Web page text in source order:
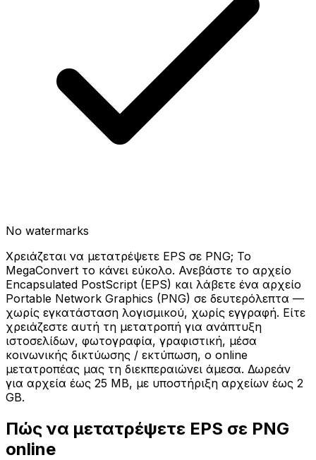
No watermarks
Χρειάζεται να μετατρέψετε EPS σε PNG; Το
MegaConvert το κάνει εύκολο. Ανεβάστε το αρχείο
Encapsulated PostScript (EPS) και λάβετε ένα αρχείο
Portable Network Graphics (PNG) σε δευτερόλεπτα —
χωρίς εγκατάσταση λογισμικού, χωρίς εγγραφή. Είτε
χρειάζεστε αυτή τη μετατροπή για ανάπτυξη
ιστοσελίδων, φωτογραφία, γραφιστική, μέσα
κοινωνικής δικτύωσης / εκτύπωση, ο online
μετατροπέας μας τη διεκπεραιώνει άμεσα. Δωρεάν
για αρχεία έως 25 MB, με υποστήριξη αρχείων έως 2
GB.
Πώς να μετατρέψετε EPS σε PNG
online